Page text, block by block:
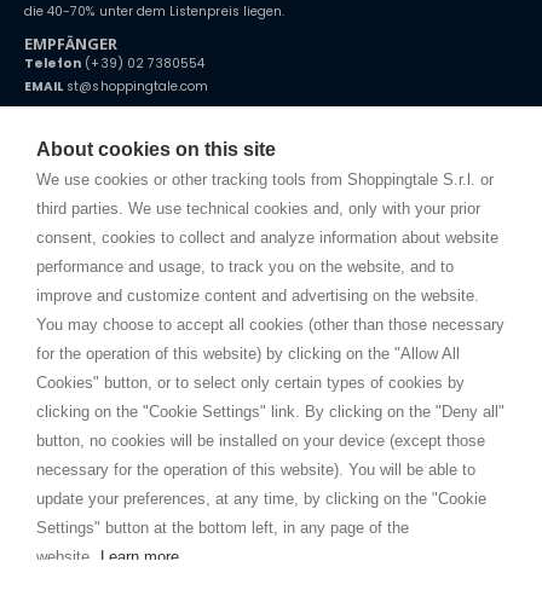
About cookies on this site
We use cookies or other tracking tools from Shoppingtale S.r.l. or
third parties. We use technical cookies and, only with your prior
consent, cookies to collect and analyze information about website
performance and usage, to track you on the website, and to
improve and customize content and advertising on the website.
You may choose to accept all cookies (other than those necessary
for the operation of this website) by clicking on the "Allow All
Cookies" button, or to select only certain types of cookies by
clicking on the "Cookie Settings" link. By clicking on the "Deny all"
button, no cookies will be installed on your device (except those
necessary for the operation of this website). You will be able to
update your preferences, at any time, by clicking on the "Cookie
Settings" button at the bottom left, in any page of the
website.
Learn more
die 40-70% unter dem Listenpreis liegen.
EMPFÄNGER
Telefon (+39) 02 7380554
EMAILst@shoppingtale.com
Starting this year, we decided to provide our customers withfake
home. You will always receive great care and attention, even from a
distance.
BEDINGUNGEN UND KONDITIONEN
Bedingungen und Konditionen
SHOPPINGTALE
Über uns
Betriebsvereinbarung
Vorteile des Warenwechsels
I am doing used car sales, in order to show my financial strength. Make
customers trust. Therefore, they often wear brand-name clothes and